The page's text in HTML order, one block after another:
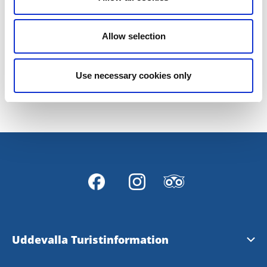
Allow selection
Use necessary cookies only
som har öppet hela sommaren.
10 mars 2026
Uddevalla Turistinformation